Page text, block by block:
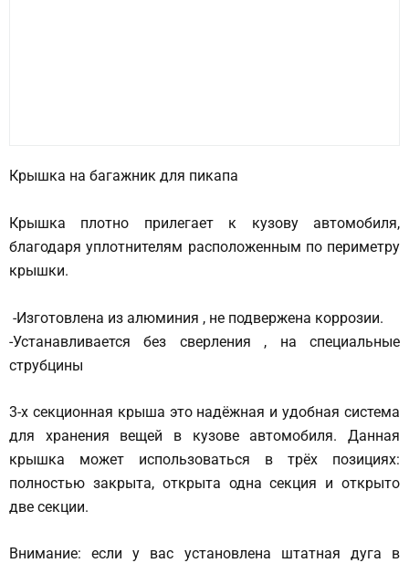
Крышка на багажник для пикапа
Крышка плотно прилегает к кузову автомобиля,
благодаря уплотнителям расположенным по периметру
крышки.
-Изготовлена из алюминия , не подвержена коррозии.
-Устанавливается без сверления , на специальные
струбцины
3-х секционная крыша это надёжная и удобная система
для хранения вещей в кузове автомобиля. Данная
крышка может использоваться в трёх позициях:
полностью закрыта, открыта одна секция и открыто
две секции.
Внимание: если у вас установлена штатная дуга в